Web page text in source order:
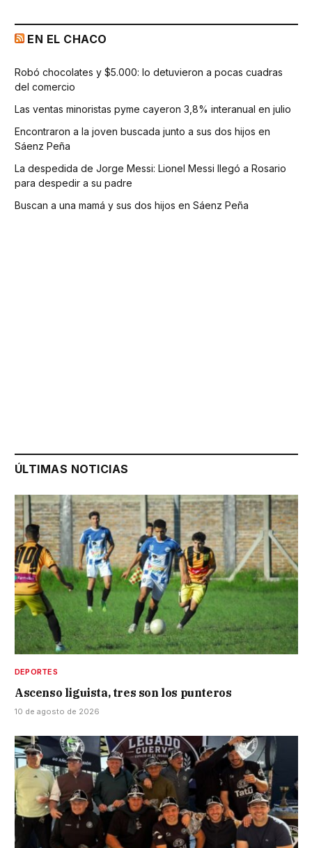
EN EL CHACO
Robó chocolates y $5.000: lo detuvieron a pocas cuadras
del comercio
Las ventas minoristas pyme cayeron 3,8% interanual en julio
Encontraron a la joven buscada junto a sus dos hijos en
Sáenz Peña
La despedida de Jorge Messi: Lionel Messi llegó a Rosario
para despedir a su padre
Buscan a una mamá y sus dos hijos en Sáenz Peña
ÚLTIMAS NOTICIAS
DEPORTES
Ascenso liguista, tres son los punteros
10 de agosto de 2026